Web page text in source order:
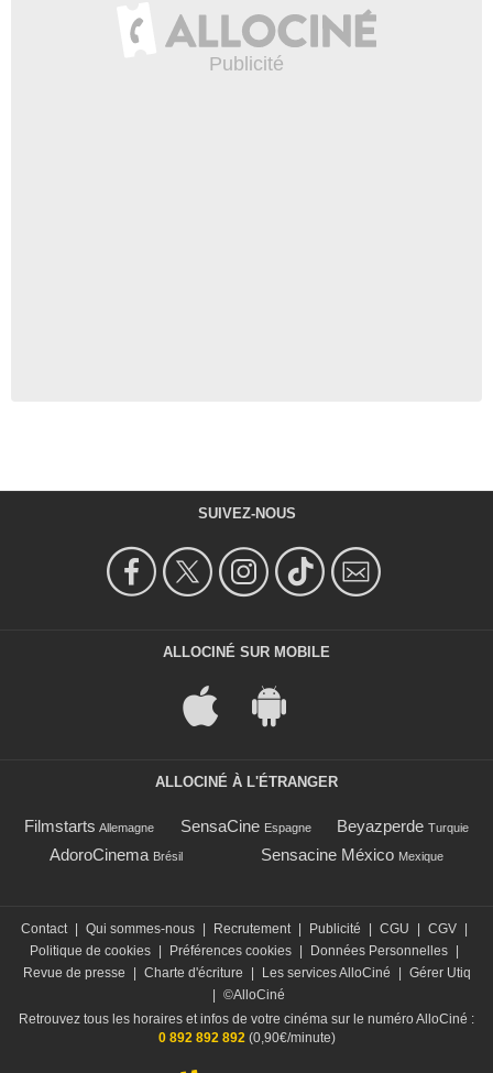
SUIVEZ-NOUS
ALLOCINÉ SUR MOBILE
ALLOCINÉ À L'ÉTRANGER
Filmstarts Allemagne SensaCine Espagne Beyazperde Turquie
AdoroCinema Brésil Sensacine México Mexique
Contact | Qui sommes-nous | Recrutement | Publicité | CGU | CGV |
Politique de cookies | Préférences cookies | Données Personnelles |
Revue de presse
| Charte d'écriture | Les services AlloCiné | Gérer Utiq
| ©AlloCiné
Retrouvez tous les horaires et infos de votre cinéma sur le numéro AlloCiné :
0 892 892 892(0,90€/minute)